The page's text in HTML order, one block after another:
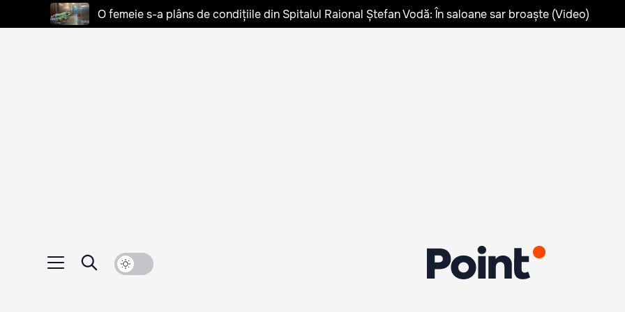
O femeie s-a plâns de condițiile din Spitalul Raional Ștefan Vodă: În saloane sar broaște (Video)